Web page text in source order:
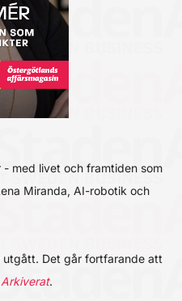
- med livet och framtiden som
Miranda, AI-robotik och
Det går fortfarande att
Arkiverat.